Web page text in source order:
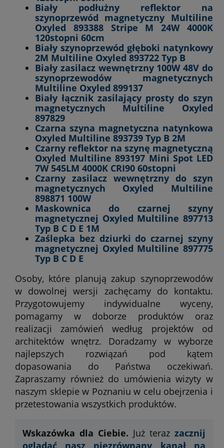
Biały podłużny reflektor na
szynoprzewód magnetyczny Multiline
Oxyled 893388 Stripe M 24W 4000K
120stopni 60cm
Biały szynoprzewód głęboki natynkowy
2M Multiline Oxyled 893722 Typ B
Biały zasilacz wewnętrzny 100W 48V do
szynoprzewodów magnetycznych
Multiline Oxyled 899137
Biały łącznik zasilający prosty do szyn
magnetycznych Multiline Oxyled
897829
Czarna szyna magnetyczna natynkowa
Oxyled Multiline 893739 Typ B 2M
Czarny reflektor na szynę magnetyczną
Oxyled Multiline 893197 Mini Spot LED
7W 545LM 4000K CRI90 60stopni
Czarny zasilacz wewnętrzny do szyn
magnetycznych Oxyled Multiline
898871 100W
Maskownica do czarnej szyny
magnetycznej Oxyled Multiline 897713
Typ B C D E 1M
Zaślepka bez dziurki do czarnej szyny
magnetycznej Oxyled Multiline 897775
Typ B C D E
Osoby, które planują zakup szynoprzewodów
w dowolnej wersji zachęcamy do kontaktu.
Przygotowujemy indywidualne wyceny,
pomagamy w doborze produktów oraz
realizacji zamówień według projektów od
architektów wnętrz. Doradzamy w wyborze
najlepszych rozwiązań pod kątem
dopasowania do Państwa oczekiwań.
Zapraszamy również do umówienia wizyty w
naszym sklepie w Poznaniu w celu obejrzenia i
przetestowania wszystkich produktów.
Wskazówka dla Ciebie. Już teraz zacznij
oglądać nasz niezrównany kanał na